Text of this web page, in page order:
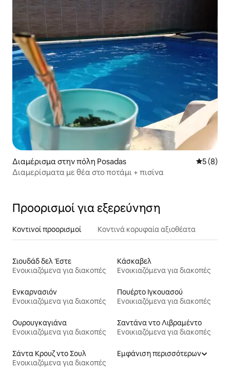
Διαμέρισμα στην πόλη Posadas Μέση
5 (8)
Διαμερίσματα με θέα στο ποτάμι + πισίνα
Προορισμοί για εξερεύνηση
Κοντινοί προορισμοί Κοντινά κορυφαία αξιοθέατα
Σιουδάδ δελ Έστε
Ενοικιαζόμενα για διακοπές
Κάσκαβελ
Ενοικιαζόμενα για διακοπές
Ενκαρνασιόν
Ενοικιαζόμενα για διακοπές
Πουέρτο Ιγκουασού
Ενοικιαζόμενα για διακοπές
Ουρουγκαγιάνα
Ενοικιαζόμενα για διακοπές
Σαντάνα ντο Λιβραμέντο
Ενοικιαζόμενα για διακοπές
Σάντα Κρουζ ντο Σουλ
Ενοικιαζόμενα για διακοπές
Εμφάνιση περισσότερων